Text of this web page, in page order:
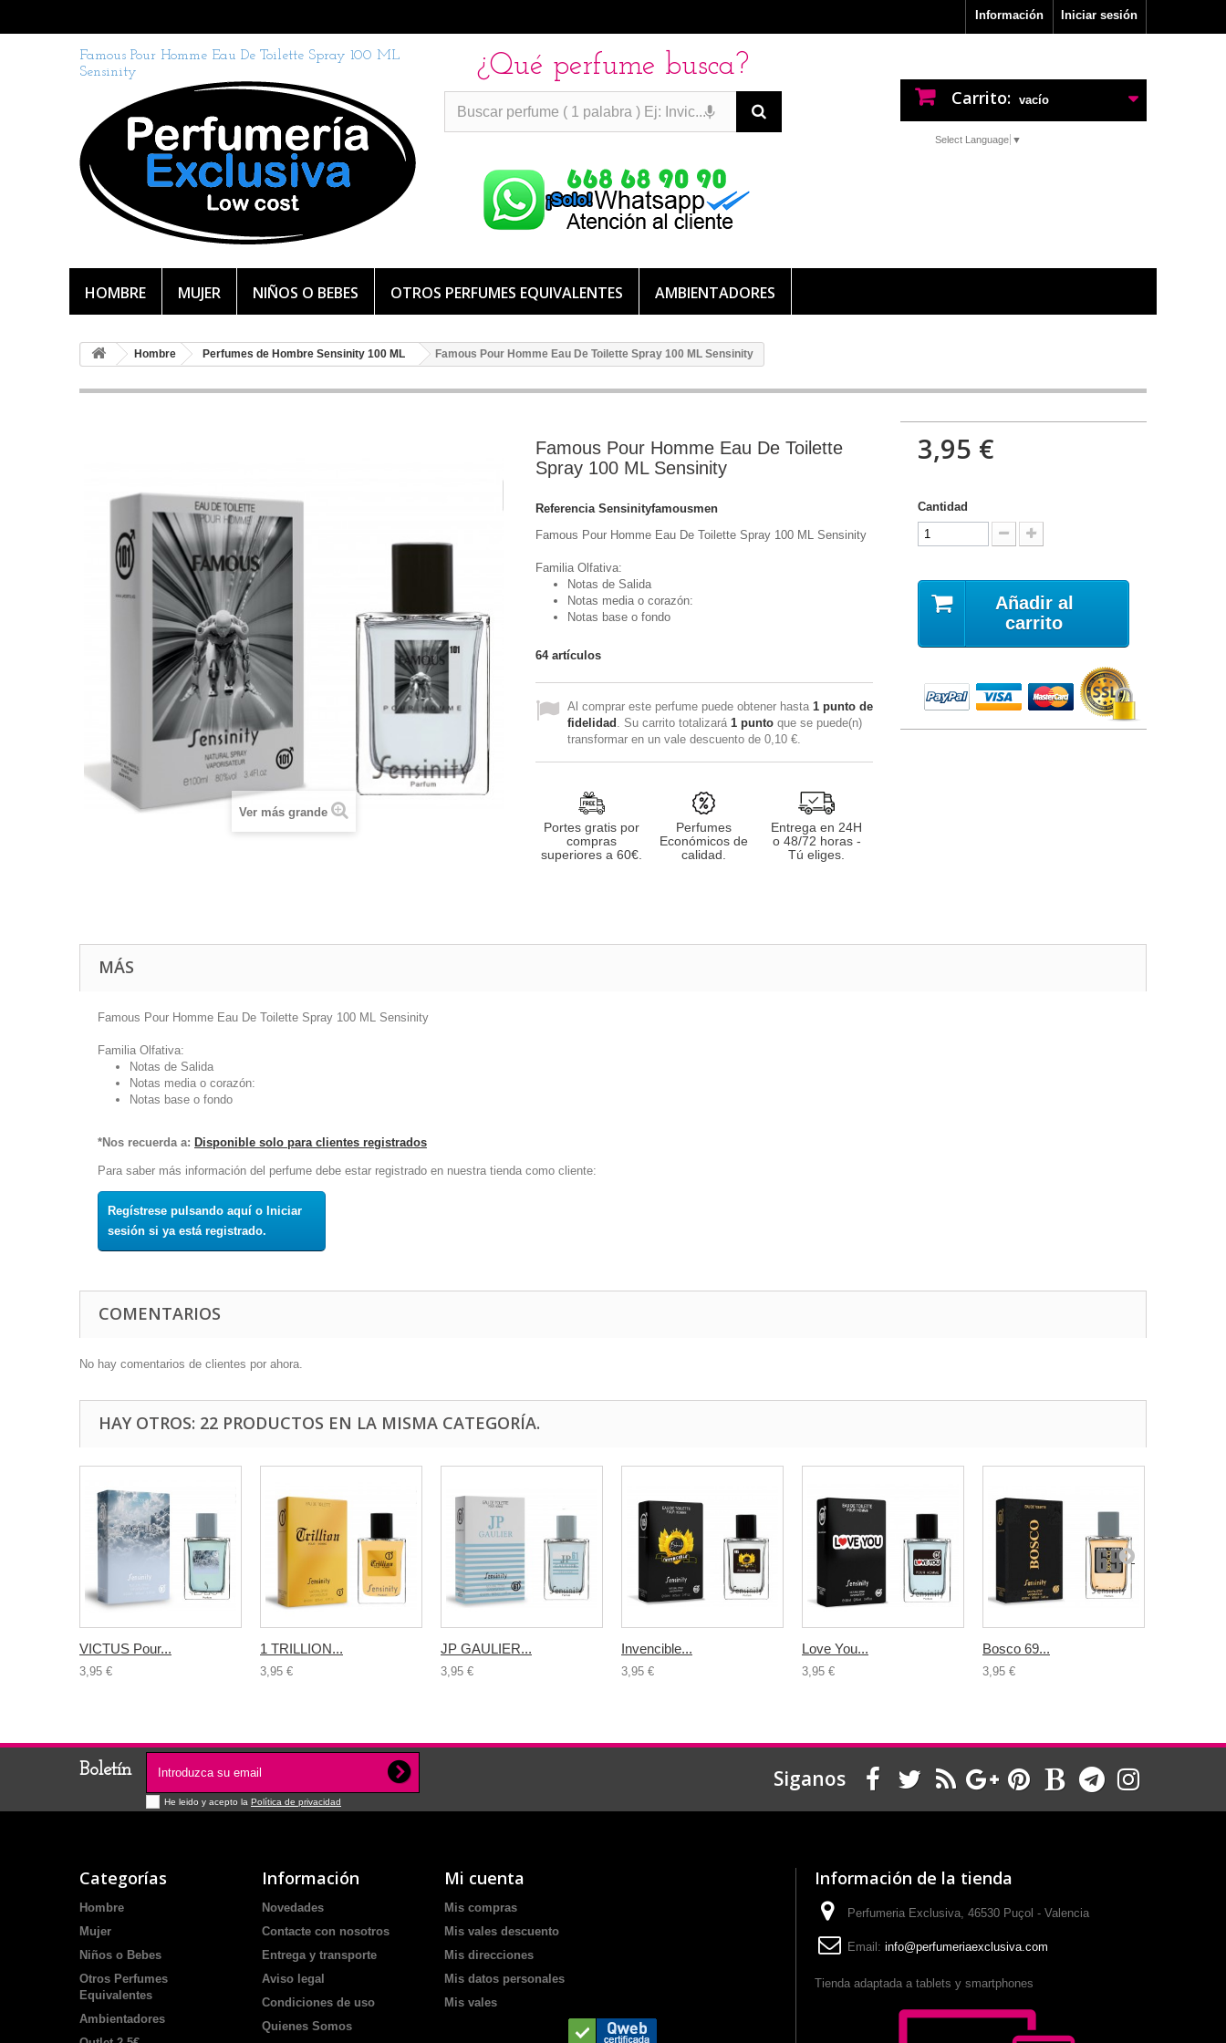
Iniciar sesión
Información
Famous Pour Homme Eau De Toilette Spray 100 ML
Sensinity
¿Qué perfume busca?
Carrito: vacío
Select Language ▼
HOMBRE MUJER NIÑOS O BEBES OTROS PERFUMES EQUIVALENTES AMBIENTADORES
Hombre Perfumes de Hombre Sensinity 100 ML Famous Pour Homme Eau De Toilette Spray 100 ML Sensinity
Ver más grande
Famous Pour Homme Eau De Toilette
Spray 100 ML Sensinity
Referencia Sensinityfamousmen
Famous Pour Homme Eau De Toilette Spray 100 ML Sensinity
Familia Olfativa:
Notas de Salida
Notas media o corazón:
Notas base o fondo
64 artículos
Al comprar este perfume puede obtener hasta 1 punto de
fidelidad . Su carrito totalizará 1 punto que se puede(n)
transformar en un vale descuento de 0,10 €.
Portes gratis por
compras
superiores a 60€.
Perfumes
Económicos de
calidad.
Entrega en 24H
o 48/72 horas -
Tú eliges.
3,95 €
Cantidad
Añadir al
carrito
MÁS
Famous Pour Homme Eau De Toilette Spray 100 ML Sensinity
Familia Olfativa:
Notas de Salida
Notas media o corazón:
Notas base o fondo
*Nos recuerda a: Disponible solo para clientes registrados
Para saber más información del perfume debe estar registrado en nuestra tienda como cliente:
Regístrese pulsando aquí o Iniciar
sesión si ya está registrado.
COMENTARIOS
No hay comentarios de clientes por ahora.
HAY OTROS: 22 PRODUCTOS EN LA MISMA CATEGORÍA.
VICTUS Pour...
3,95 €
1 TRILLION...
3,95 €
JP GAULIER...
3,95 €
Invencible...
3,95 €
Love You...
3,95 €
Bosco 69...
3,95 €
Boletín
He leido y acepto la Política de privacidad
Siganos
Categorías
Hombre
Mujer
Niños o Bebes
Otros Perfumes
Equivalentes
Ambientadores
Información
Novedades
Contacte con nosotros
Entrega y transporte
Aviso legal
Condiciones de uso
Quienes Somos
Mi cuenta
Mis compras
Mis vales descuento
Mis direcciones
Mis datos personales
Mis vales
Información de la tienda
Perfumeria Exclusiva, 46530 Puçol - Valencia
Email: info@perfumeriaexclusiva.com
Tienda adaptada a tablets y smartphones